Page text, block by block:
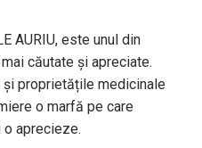
AURIU, este unul din
căutate și apreciate.
proprietățile medicinale
o marfă pe care
o aprecieze.